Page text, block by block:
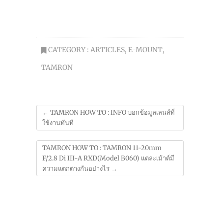
CATEGORY : ARTICLES, E-MOUNT,
TAMRON
← TAMRON HOW TO : INFO บอกข้อมูลเลนส์ที่
ใช้งานทันที
TAMRON HOW TO : TAMRON 11-20mm
F/2.8 Di III-A RXD(Model B060) แต่ละเม้าต์มี
ความแตกต่างกันอย่างไร →